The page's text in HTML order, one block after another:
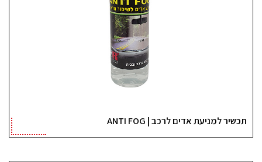
תכשיר למניעת אדים לרכב | ANTI FOG